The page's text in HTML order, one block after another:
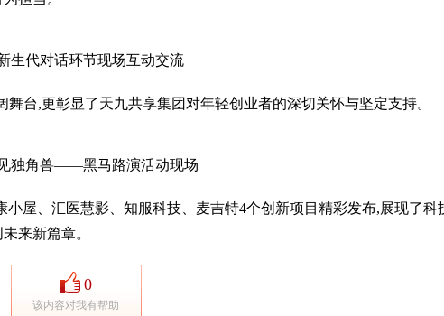
生代对话环节现场互动交流
台,更彰显了天九共享集团对年轻创业者的深切关怀与坚定支持。
独角兽——黑马路演活动现场
屋、汇医慧影、知服科技、麦吉特4个创新项目精彩发布,展现了科
来新篇章。
0
该内容对我有帮助